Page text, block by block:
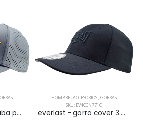
everlast - gorra scuba para hombre
HOMBRE,ACCESORIOS,GORRAS
SKU: EV4CCN771C
everlast - gorra cover 3.0 para hombre